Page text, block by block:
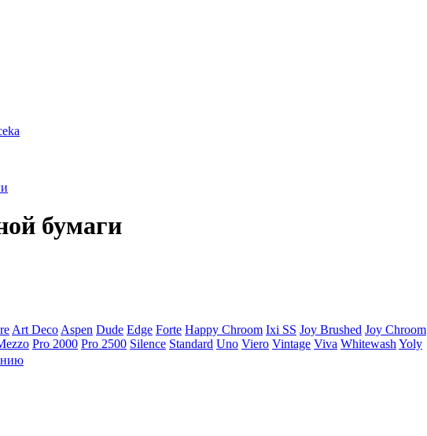
бумаги
Art Deco Aspen Dude Edge Forte Happy Chroom Ixi SS Joy Brushed Joy Chroom
Pro 2000 Pro 2500 Silence Standard Uno Viero Vintage Viva Whitewash Yoly